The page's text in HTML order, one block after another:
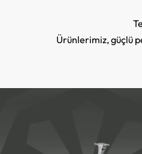
Ürünlerimiz, güçlü